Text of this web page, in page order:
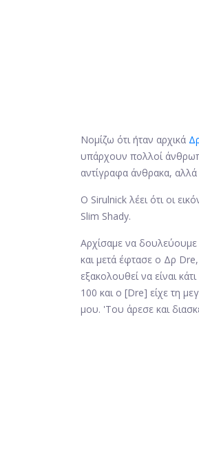
Νομίζω ότι ήταν αρχικά
υπάρχουν πολλοί
αντίγραφα άνθρακα,
Ο Sirulnick λέει ότι οι
Slim Shady.
Αρχίσαμε να δουλεύουμε
και μετά έφτασε ο Δρ
εξακολουθεί να είναι
100 και ο [Dre] είχε τη
μου. 'Του άρεσε και